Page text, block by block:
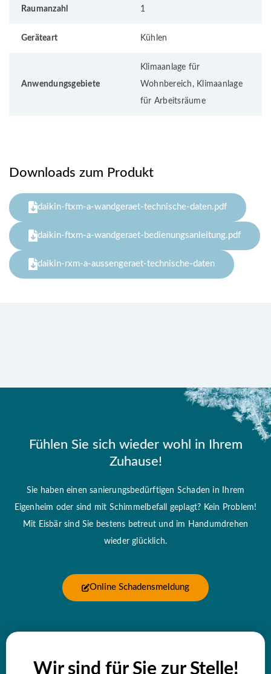
Raumanzahl 1
Geräteart Kühlen
Anwendungsgebiete
Klimaanlage für
Wohnbereich, Klimaanlage
für Arbeitsräume
Downloads zum Produkt
daikin-ftxm-a-wandgeraet-technische-daten.pdf
daikin-ftxm-a-wandgeraet-bedienungsanleitung.pdf
daikin-rxm-a-aussengeraet-technische-daten
Fühlen Sie sich wieder wohl in Ihrem
Zuhause!
Sie haben einen sanierungsbedürftigen Schaden in Ihrem
Eigenheim oder sind mit Schimmelbefall geplagt? Kein Problem!
Mit Eisbär sind Sie bestens betreut und im Handumdrehen
wieder glücklich.
Online Schadensmeldung
Wir sind für Sie zur Stelle!